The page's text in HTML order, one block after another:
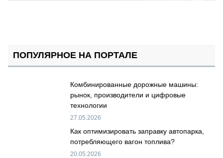
ПОПУЛЯРНОЕ НА ПОРТАЛЕ
Комбинированные дорожные машины:
рынок, производители и цифровые
технологии
27.05.2026
Как оптимизировать заправку автопарка,
потребляющего вагон топлива?
20.05.2026